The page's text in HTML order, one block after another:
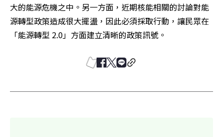
大的能源危機之中。另一方面，近期核能相關的討論對能
源轉型政策造成很大擺盪，因此必須採取行動，讓民眾在
「能源轉型 2.0」方面建立清晰的政策訊號。